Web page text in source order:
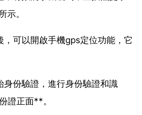
示。
，可以開啟手機gps定位功能，它
身份驗證，進行身份驗證和識
證正面**。